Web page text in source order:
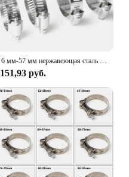
6 мм-57 мм нержавеющая сталь мини Топливопровод шланг зажим опциональный размер для воздушного шланга водопровод топливный шланг силикон
151,93 руб.